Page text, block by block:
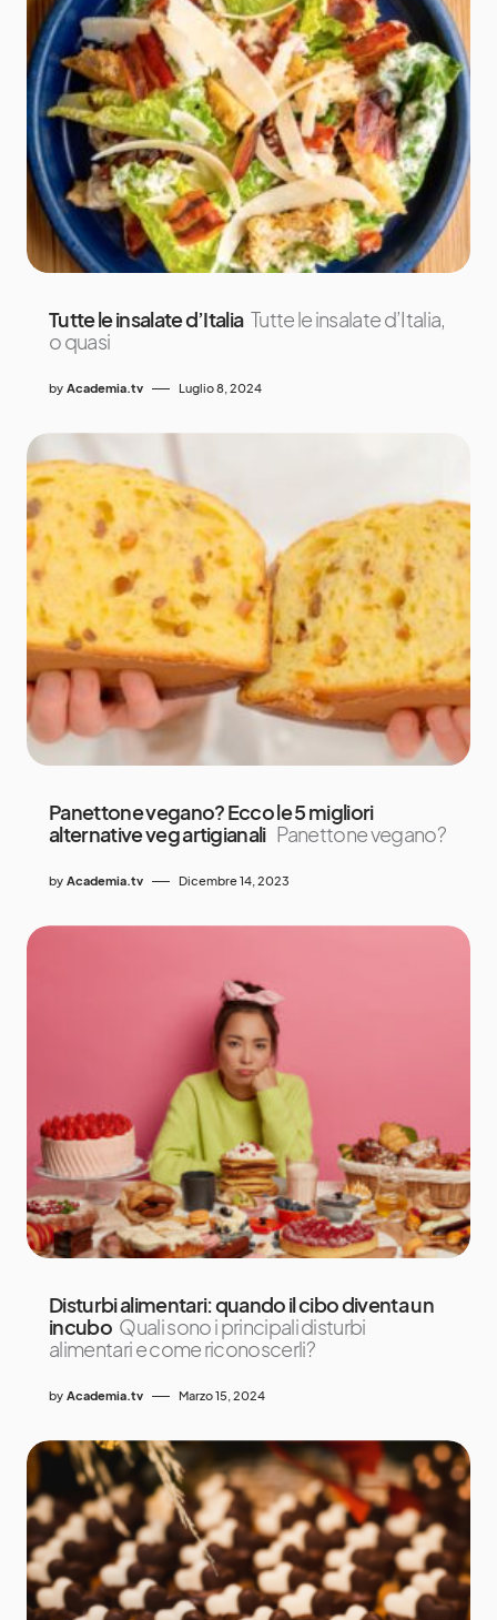
Tutte le insalate d’Italia Tutte le insalate d’Italia,
o quasi
by Academia.tv Luglio 8, 2024
Panettone vegano? Ecco le 5 migliori
alternative veg artigianali Panettone vegano?
by Academia.tv Dicembre 14, 2023
Disturbi alimentari: quando il cibo diventa un
incubo Quali sono i principali disturbi
alimentari e come riconoscerli?
by Academia.tv Marzo 15, 2024